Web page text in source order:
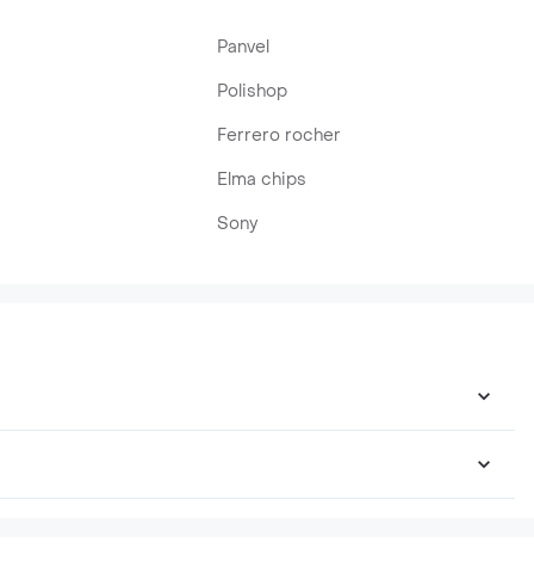
Panvel
Polishop
Ferrero rocher
Elma chips
Sony